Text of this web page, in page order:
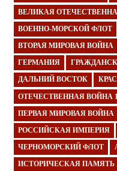
ВЕЛИКАЯ
ВОЕННО-МОРСКОЙ ФЛОТ
ВТОРАЯ МИРОВАЯ ВОЙНА
ГЕРМАНИЯ
ДАЛЬНИЙ ВОСТОК
ОТЕЧЕСТВЕННАЯ ВОЙНА
ПЕРВАЯ МИРОВАЯ ВОЙНА
РОССИЙСКАЯ ИМПЕРИЯ
ЧЕРНОМОРСКИЙ ФЛОТ
ИСТОРИЧЕСКАЯ ПАМЯТЬ